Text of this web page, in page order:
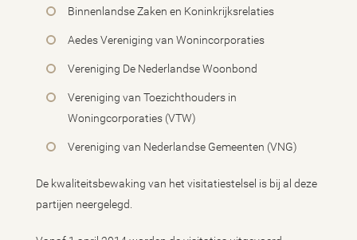
Binnenlandse Zaken en Koninkrijksrelaties
Aedes Vereniging van Wonincorporaties
Vereniging De Nederlandse Woonbond
Vereniging van Toezichthouders in
Woningcorporaties (VTW)
Vereniging van Nederlandse Gemeenten (VNG)
De kwaliteitsbewaking van het visitatiestelsel is bij al deze
partijen neergelegd.